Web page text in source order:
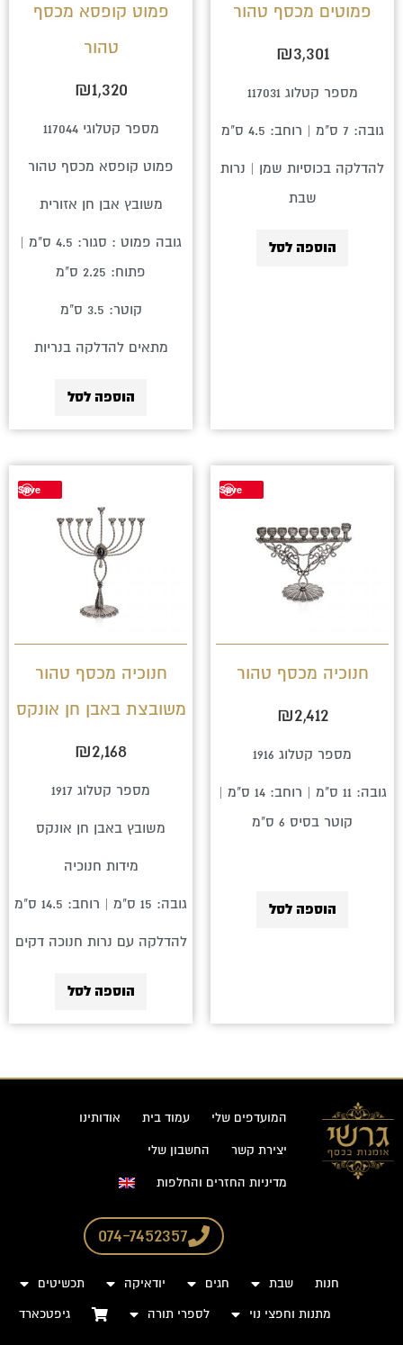
פמוטים מכסף טהור
₪3,301
מספר קטלוג 117031
גובה: 7 ס"מ | רוחב: 4.5 ס"מ
להדלקה בכוסיות שמן | נרות
שבת
הוספה לסל
פמוט קופסא מכסף
טהור
₪1,320
מספר קטלוגי 117044
פמוט קופסא מכסף טהור
משובץ אבן חן אזורית
גובה פמוט : סגור: 4.5 ס"מ |
פתוח: 2.25 ס"מ
קוטר: 3.5 ס"מ
מתאים להדלקה בנריות
הוספה לסל
Save
חנוכיה מכסף טהור
₪2,412
מספר קטלוג 1916
גובה: 11 ס"מ | רוחב: 14 ס"מ |
קוטר בסיס 6 ס"מ
הוספה לסל
Save
חנוכיה מכסף טהור
משובצת באבן חן אונקס
₪2,168
מספר קטלוג 1917
משובץ באבן חן אונקס
מידות חנוכיה
גובה: 15 ס"מ | רוחב: 14.5 ס"מ
להדלקה עם נרות חנוכה דקים
הוספה לסל
המועדפים שלי עמוד בית אודותינו
יצירת קשר החשבון שלי
מדיניות החזרים והחלפות
074-7452357
חנות שבת חגים יודאיקה
תכשיטים
מתנות וחפצי נוי
לספרי תורה גיפטכארד